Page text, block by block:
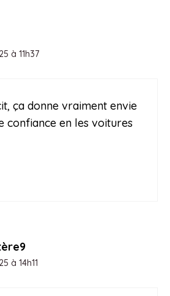
à 11h37
ça donne vraiment envie
confiance en les voitures
à 14h11